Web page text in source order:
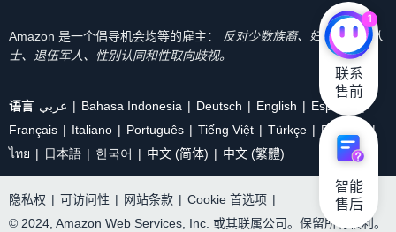
Amazon 是一个倡导机会均等的雇主：
反对少数族裔、妇女、残疾人
士、退伍军人、性别认同和性取向歧视。
语言 عربي Bahasa Indonesia Deutsch English
Español
Français
Italiano Português Tiếng Việt Türkçe
Ρусский
ไทย
日本語 한국어 中文 (简体) 中文 (繁體)
隐私权 | 可访问性 | 网站条款 | Cookie 首选项 |
© 2024, Amazon Web Services, Inc. 或其联属公司。保留所有权利。
1
联系
售前
智能
售后